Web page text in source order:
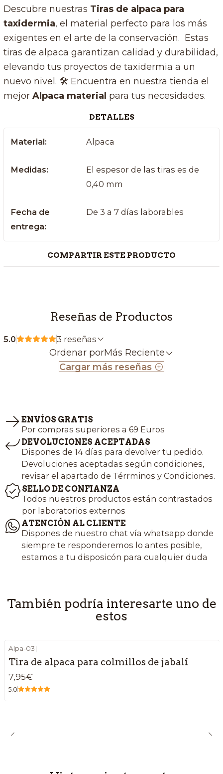
Descubre nuestras Tiras de alpaca para
taxidermia, el material perfecto para los más
exigentes en el arte de la conservación. Estas
tiras de alpaca garantizan calidad y durabilidad,
elevando tus proyectos de taxidermia a un
nuevo nivel. 🛠️ Encuentra en nuestra tienda el
mejor Alpaca material para tus necesidades.
DETALLES
Material: Alpaca
Medidas:
El espesor de las tiras es de
0,40 mm
Fecha de
entrega:
De 3 a 7 días laborables
COMPARTIR ESTE PRODUCTO
Reseñas de Productos
5.0 3 reseñas
Ordenar porMás Reciente
Cargar más reseñas
ENVÍOS GRATIS
Por compras superiores a 69 Euros
DEVOLUCIONES ACEPTADAS
Dispones de 14 días para devolver tu pedido.
Devoluciones aceptadas según condiciones,
revisar el apartado de Térrminos y Condiciones.
SELLO DE CONFIANZA
Todos nuestros productos están contrastados
por laboratorios externos
ATENCIÓN AL CLIENTE
Dispones de nuestro chat vía whatsapp donde
siempre te responderemos lo antes posible,
estamos a tu disposicón para cualquier duda
También podría interesarte uno de
estos
Alpa-03|
Tira de alpaca para colmillos de jabalí
7,95€
5.0